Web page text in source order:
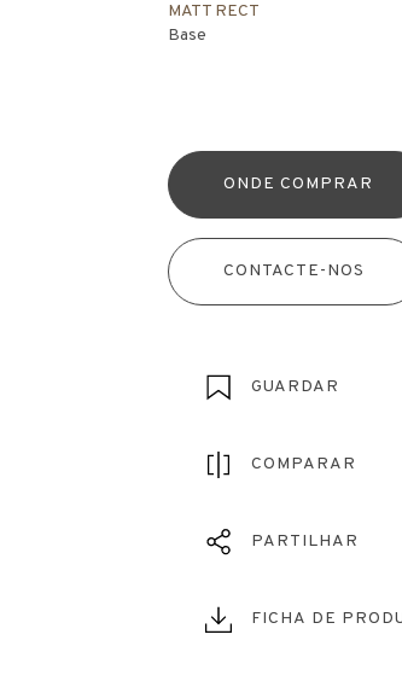
MATT RECT
Base
ONDE COMPRAR
CONTACTE-NOS
GUARDAR
COMPARAR
PARTILHAR
FICHA DE